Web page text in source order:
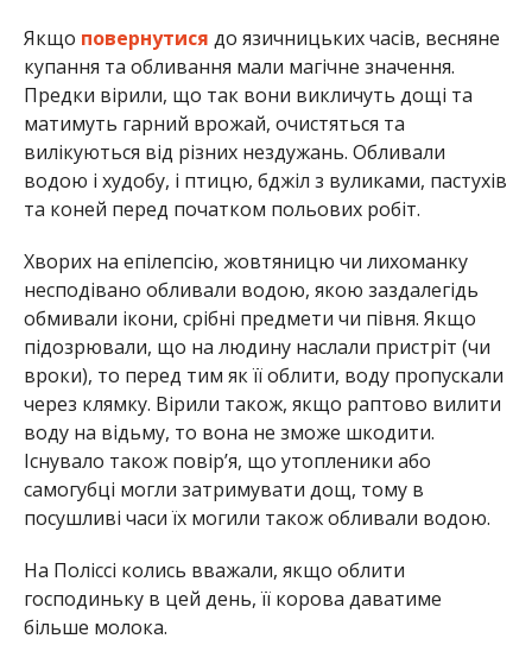
Якщо повернутися до язичницьких часів, весняне
купання та обливання мали магічне значення.
Предки вірили, що так вони викличуть дощі та
матимуть гарний врожай, очистяться та
вилікуються від різних нездужань. Обливали
водою і худобу, і птицю, бджіл з вуликами, пастухів
та коней перед початком польових робіт.
Хворих на епілепсію, жовтяницю чи лихоманку
несподівано обливали водою, якою заздалегідь
обмивали ікони, срібні предмети чи півня. Якщо
підозрювали, що на людину наслали пристріт (чи
вроки), то перед тим як її облити, воду пропускали
через клямку. Вірили також, якщо раптово вилити
воду на відьму, то вона не зможе шкодити.
Існувало також повір’я, що утопленики або
самогубці могли затримувати дощ, тому в
посушливі часи їх могили також обливали водою.
На Поліссі колись вважали, якщо облити
господиньку в цей день, її корова даватиме
більше молока.